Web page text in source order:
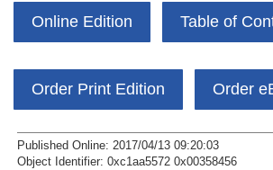
Online Edition Table of
Order Print Edition Order
Published Online: 2017/04/13 09:20:03
Object Identifier: 0xc1aa5572 0x00358456